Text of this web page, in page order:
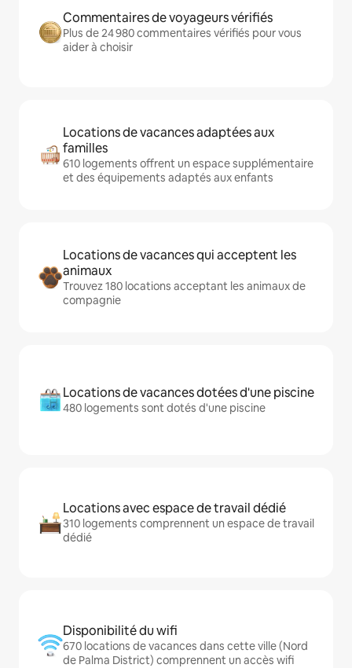
Commentaires de voyageurs vérifiés
Plus de 24 980 commentaires vérifiés pour vous
aider à choisir
Locations de vacances adaptées aux
familles
610 logements offrent un espace supplémentaire
et des équipements adaptés aux enfants
Locations de vacances qui acceptent les
animaux
Trouvez 180 locations acceptant les animaux de
compagnie
Locations de vacances dotées d'une piscine
480 logements sont dotés d'une piscine
Locations avec espace de travail dédié
310 logements comprennent un espace de travail
dédié
Disponibilité du wifi
670 locations de vacances dans cette ville (Nord
de Palma District) comprennent un accès wifi